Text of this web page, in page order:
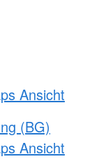
Ansicht
(BG)
Ansicht